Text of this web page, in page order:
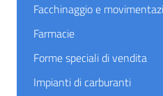
Facchinaggio e
Farmacie
Forme speciali di vendita
Impianti di carburanti